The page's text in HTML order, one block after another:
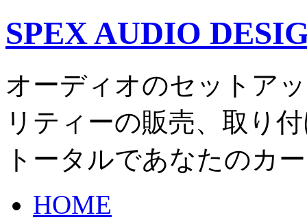
SPEX AUDIO
オーディオのセットア
リティーの販売、取り
トータルであなたのカ
HOME